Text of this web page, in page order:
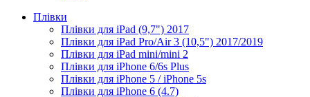
Плівки
Плівки для iPad (9,7") 2017
Плівки для iPad Pro/Air 3 (10,5") 2017/2019
Плівки для iPad mini/mini 2
Плівки для iPhone 6/6s Plus
Плівки для iPhone 5 / iPhone 5s
Плівки для iPhone 6 (4.7)